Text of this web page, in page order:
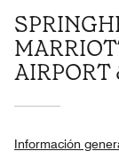
AIRPORT
Información